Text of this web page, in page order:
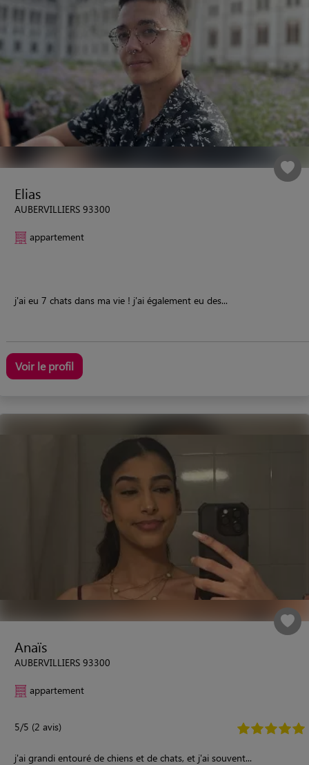
Elias
AUBERVILLIERS 93300
appartement
j'ai eu 7 chats dans ma vie ! j'ai également eu des...
Voir le profil
Anaïs
AUBERVILLIERS 93300
appartement
5/5 (2 avis)
j'ai grandi entouré de chiens et de chats, et j'ai souvent...